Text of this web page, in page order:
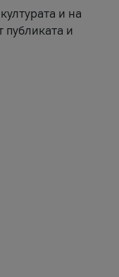
и на
публиката и